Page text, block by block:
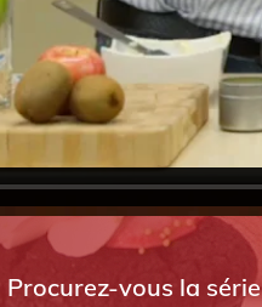
Procurez-vous la série